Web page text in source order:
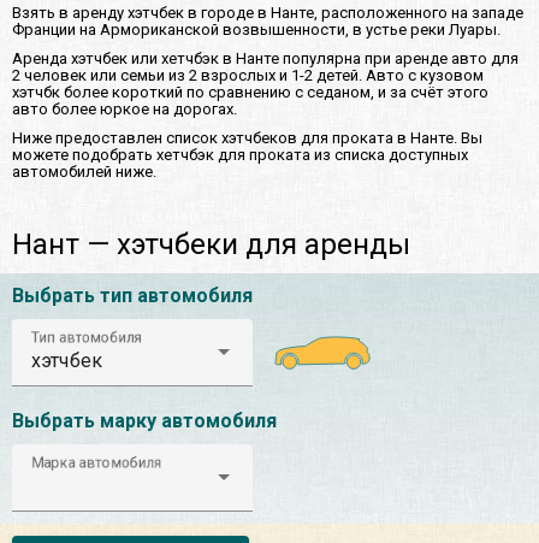
Взять в аренду хэтчбек в городе в Нанте, расположенного на западе
Франции на Армориканской возвышенности, в устье реки Луары.
Аренда хэтчбек или хетчбэк в Нанте популярна при аренде авто для
2 человек или семьи из 2 взрослых и 1-2 детей. Авто с кузовом
хэтчбк более короткий по сравнению с седаном, и за счёт этого
авто более юркое на дорогах.
Ниже предоставлен список хэтчбеков для проката в Нанте. Вы
можете подобрать хетчбэк для проката из списка доступных
автомобилей ниже.
Нант — хэтчбеки для аренды
Выбрать тип автомобиля
Тип автомобиля
хэтчбек
Выбрать марку автомобиля
Марка автомобиля